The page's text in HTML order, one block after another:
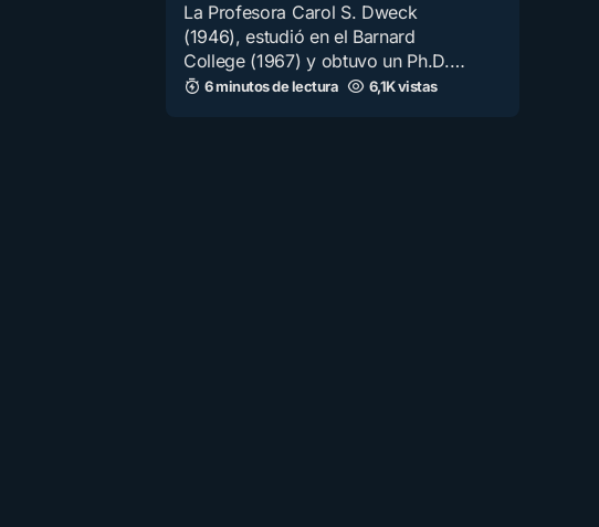
La Profesora Carol S. Dweck
(1946), estudió en el Barnard
College (1967) y obtuvo un Ph.D.…
6 minutos de lectura 6,1K vistas